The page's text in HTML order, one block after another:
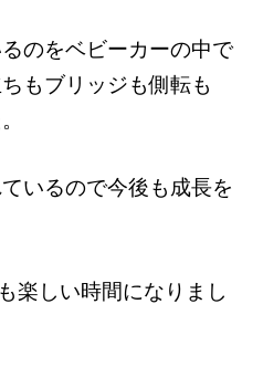
のをベビーカーの中で
もブリッジも側転も
いるので今後も成長を
楽しい時間になりまし